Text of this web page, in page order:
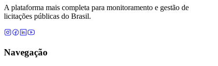
A plataforma mais completa para monitoramento e gestão de
licitações públicas do Brasil.
Navegação